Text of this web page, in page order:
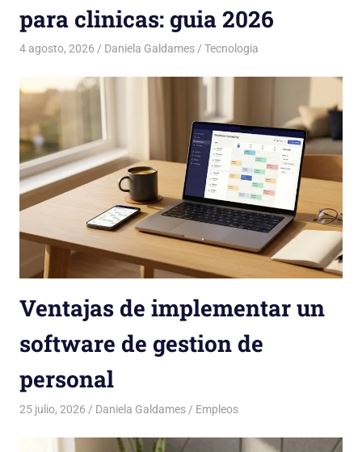
para clinicas: guia 2026
4 agosto, 2026 Daniela Galdames Tecnologia
Ventajas de implementar un
software de gestion de
personal
25 julio, 2026 Daniela Galdames Empleos